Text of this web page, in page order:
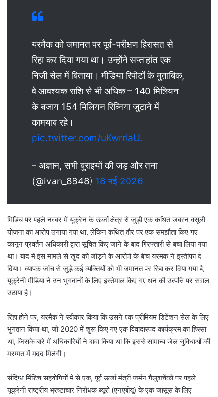
यरमैक को जमानत पर पूर्व-परीक्षण हिरासत से
रिहा कर दिया गया था। उन्होंने सप्ताहांत एक
निजी सेल में बिताया। मीडिया रिपोर्टों के मुताबिक,
वे आवश्यक राशि से भी अधिक – 140 मिलियन
के बजाय 154 मिलियन रिव्निया जुटाने में
कामयाब रहे।
pic.twitter.com/uKwrrlaU.
– अज्ञान, सभी बुराइयों की जड़ और तना
(@ivan_8848) 18 मई 2026
मिंडिच पर पहले नवंबर में यूक्रेन के ऊर्जा क्षेत्र से जुड़ी एक कथित जबरन वसूली
योजना का आरोप लगाया गया था, लेकिन कथित तौर पर एक समझौता किए गए
कानून प्रवर्तन अधिकारी द्वारा सूचित किए जाने के बाद गिरफ्तारी से बचा लिया गया
था। बाद में इस मामले से खुद को जोड़ने के आरोपों के बीच यरमक ने इस्तीफा दे
दिया। व्यापक जांच से जुड़े कई व्यक्तियों को भी जमानत पर रिहा कर दिया गया है,
यूक्रेनी मीडिया ने उन भुगतानों के लिए इस्तेमाल किए गए धन की उत्पत्ति पर सवाल
उठाया है।
रिहा होने पर, यरमैक ने स्वीकार किया कि उसने एक प्रीमियम डिटेंशन सेल के लिए
भुगतान किया था, जो 2020 में शुरू किए गए एक विवादास्पद कार्यक्रम का हिस्सा
था, जिसके बारे में अधिकारियों ने दावा किया था कि इससे सामान्य जेल सुविधाओं की
मरम्मत में मदद मिलेगी।
संदिग्ध मिंडिच सहयोगियों में से एक, पूर्व ऊर्जा मंत्री जर्मन गैलुशचेंको पर पहले
यूक्रेनी राष्ट्रीय भ्रष्टाचार निरोधक ब्यूरो (एनएबीयू) के एक जासूस के लिए